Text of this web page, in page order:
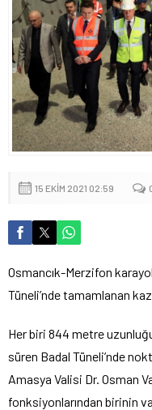
15 EKIM 2021 02:59
Osmancık-Merzifon
Tüneli’nde tamamlanan
Her biri 844 metre
süren Badal Tüneli’nde
Amasya Valisi Dr. Osman
fonksiyonlarından birinin